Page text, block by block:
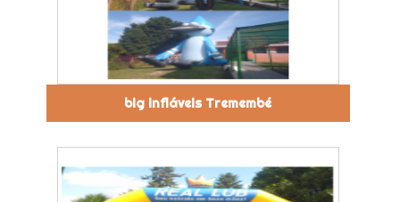
big infláveis Tremembé